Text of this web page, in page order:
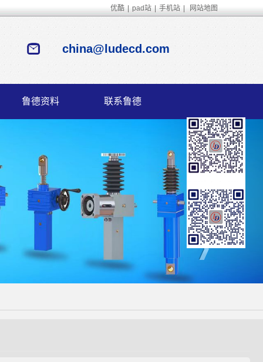
优酷 pad站 手机站 网站地图
china@ludecd.com
鲁德资料 联系鲁德